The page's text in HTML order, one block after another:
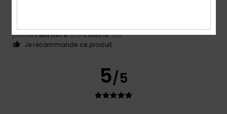
parfaiteMatière: 5/5 Coloris: 5/5
Je recommande ce produit
5/5